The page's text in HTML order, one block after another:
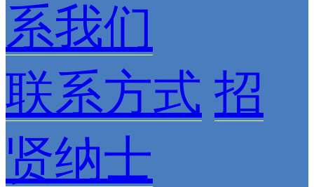
系我们
联系方式 招
贤纳士